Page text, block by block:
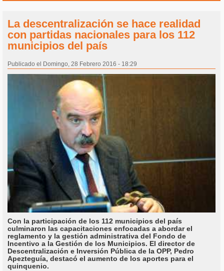
La descentralización se hace realidad
con partidas nacionales para los 112
municipios del país
Publicado el Domingo, 28 Febrero 2016 - 18:29
Con la participación de los 112 municipios del país
culminaron las capacitaciones enfocadas a abordar el
reglamento y la gestión administrativa del Fondo de
Incentivo a la Gestión de los Municipios. El director de
Descentralización e Inversión Pública de la OPP, Pedro
Apezteguía, destacó el aumento de los aportes para el
quinquenio.